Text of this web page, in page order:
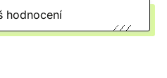
hodnocení